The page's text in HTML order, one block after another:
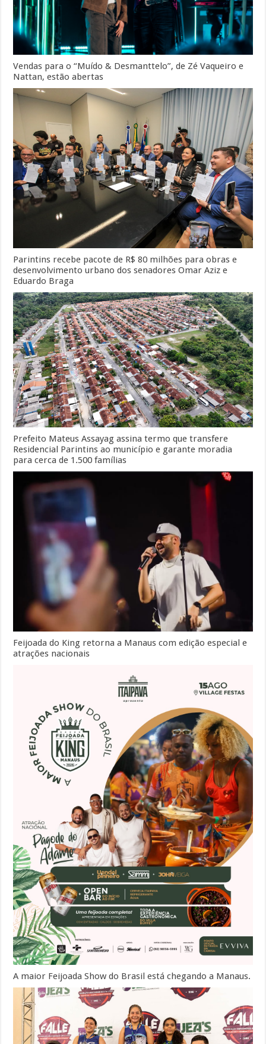
Vendas para o “Muído & Desmanttelo”, de Zé Vaqueiro e
Nattan, estão abertas
Parintins recebe pacote de R$ 80 milhões para obras e
desenvolvimento urbano dos senadores Omar Aziz e
Eduardo Braga
Prefeito Mateus Assayag assina termo que transfere
Residencial Parintins ao município e garante moradia
para cerca de 1.500 famílias
Feijoada do King retorna a Manaus com edição especial e
atrações nacionais
A maior Feijoada Show do Brasil está chegando a Manaus.